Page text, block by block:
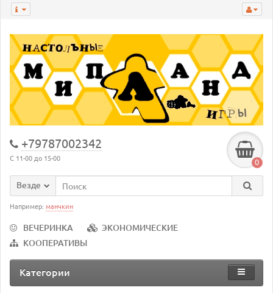
+79787002342
С 11-00 до 15-00 0
Везде
Например: манчкин
ВЕЧЕРИНКА
ЭКОНОМИЧЕСКИЕ
КООПЕРАТИВЫ
Категории